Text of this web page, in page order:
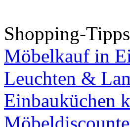
Shopping-Tipps
Möbelkauf in
Leuchten &
Einbauküchen